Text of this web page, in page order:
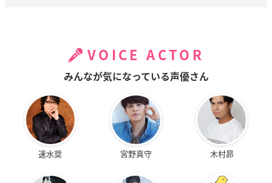
VOICE ACTOR
みんなが気になっている声優さん
速水奨 宮野真守 木村昴